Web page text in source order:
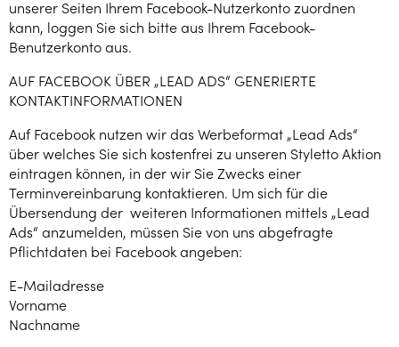
unserer Seiten Ihrem Facebook-Nutzerkonto zuordnen
kann, loggen Sie sich bitte aus Ihrem Facebook-
Benutzerkonto aus.
AUF FACEBOOK ÜBER „LEAD ADS“ GENERIERTE
KONTAKTINFORMATIONEN
Auf Facebook nutzen wir das Werbeformat „Lead Ads“
über welches Sie sich kostenfrei zu unseren Styletto Aktion
eintragen können, in der wir Sie Zwecks einer
Terminvereinbarung kontaktieren. Um sich für die
Übersendung der weiteren Informationen mittels „Lead
Ads“ anzumelden, müssen Sie von uns abgefragte
Pflichtdaten bei Facebook angeben:
E-Mailadresse
Vorname
Nachname